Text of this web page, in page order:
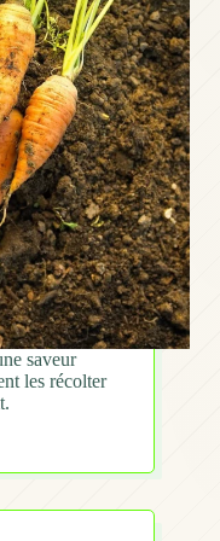
saveur
les récolter